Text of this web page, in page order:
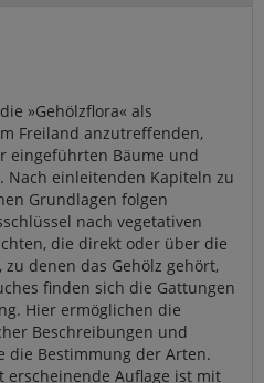
»Gehölzflora« als
Freiland anzutreffenden,
eingeführten Bäume und
Nach einleitenden Kapiteln zu
Grundlagen folgen
nach vegetativen
die direkt oder über die
denen das Gehölz gehört,
finden sich die Gattungen
Hier ermöglichen die
Beschreibungen und
die Bestimmung der Arten.
erscheinende Auflage ist mit